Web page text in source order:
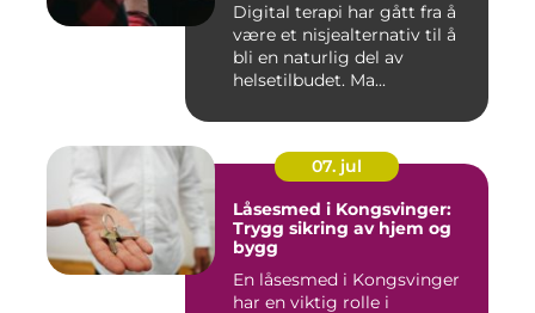
Digital terapi har gått fra å
være et nisjealternativ til å
bli en naturlig del av
helsetilbudet. Ma...
07. jul
Låsesmed i Kongsvinger:
Trygg sikring av hjem og
bygg
En låsesmed i Kongsvinger
har en viktig rolle i